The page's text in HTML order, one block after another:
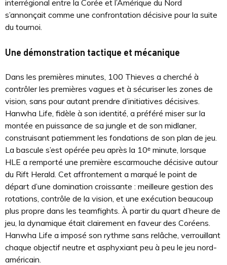
interrégional entre la Corée et l’Amérique du Nord
s’annonçait comme une confrontation décisive pour la suite
du tournoi.
Une démonstration tactique et mécanique
Dans les premières minutes, 100 Thieves a cherché à
contrôler les premières vagues et à sécuriser les zones de
vision, sans pour autant prendre d’initiatives décisives.
Hanwha Life, fidèle à son identité, a préféré miser sur la
montée en puissance de sa jungle et de son midlaner,
construisant patiemment les fondations de son plan de jeu.
La bascule s’est opérée peu après la 10ᵉ minute, lorsque
HLE a remporté une première escarmouche décisive autour
du Rift Herald. Cet affrontement a marqué le point de
départ d’une domination croissante : meilleure gestion des
rotations, contrôle de la vision, et une exécution beaucoup
plus propre dans les teamfights. À partir du quart d’heure de
jeu, la dynamique était clairement en faveur des Coréens.
Hanwha Life a imposé son rythme sans relâche, verrouillant
chaque objectif neutre et asphyxiant peu à peu le jeu nord-
américain.